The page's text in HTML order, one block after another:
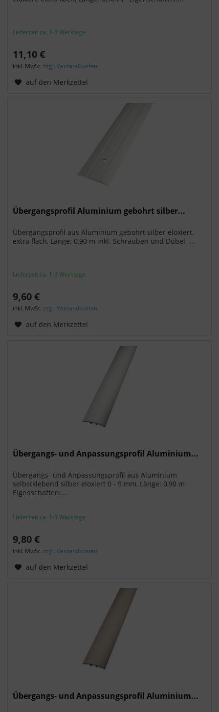
Lieferzeit ca. 1-3 Werktage
11,10 €
inkl. MwSt.zzgl. Versandkosten
auf den Merkzettel
Übergangsprofil Aluminium gebohrt silber...
Übergangsprofil aus Aluminium gebohrt silber eloxiert,
extra flach, Länge: 0,90 m inkl. Schrauben und Dübel ...
Lieferzeit ca. 1-3 Werktage
9,60 €
inkl. MwSt.zzgl. Versandkosten
auf den Merkzettel
Übergangs- und Anpassungsprofil Aluminium...
Übergangs- und Anpassungsprofil aus Aluminium
selbstklebend silber eloxiert 0 - 9 mm, Länge: 0,90 m
Eigenschaften:...
Lieferzeit ca. 1-3 Werktage
9,80 €
inkl. MwSt.zzgl. Versandkosten
auf den Merkzettel
Übergangs- und Anpassungsprofil Aluminium...